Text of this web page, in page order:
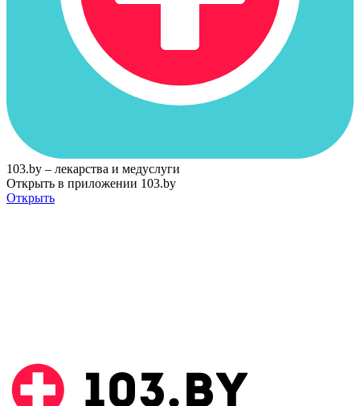
103.by – лекарства и медуслуги
Открыть в приложении 103.by
Открыть